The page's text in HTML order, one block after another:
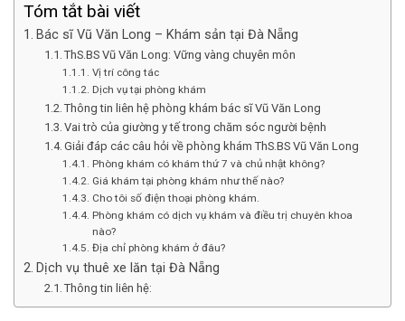
Tóm tắt bài viết
Bác sĩ Vũ Văn Long – Khám sản tại Đà Nẵng
ThS.BS Vũ Văn Long: Vững vàng chuyên môn
Vị trí công tác
Dịch vụ tại phòng khám
Thông tin liên hệ phòng khám bác sĩ Vũ Văn Long
Vai trò của giường y tế trong chăm sóc người bệnh
Giải đáp các câu hỏi về phòng khám ThS.BS Vũ Văn Long
Phòng khám có khám thứ 7 và chủ nhật không?
Giá khám tại phòng khám như thế nào?
Cho tôi số điện thoại phòng khám.
Phòng khám có dịch vụ khám và điều trị chuyên khoa
nào?
Địa chỉ phòng khám ở đâu?
Dịch vụ thuê xe lăn tại Đà Nẵng
Thông tin liên hệ: